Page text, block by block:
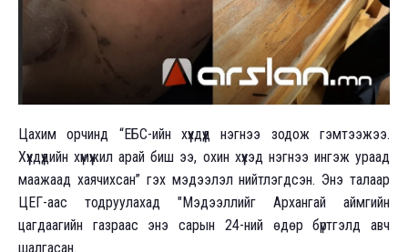
Цахим орчинд “ЕБС-ийн хүүхдүүд нэгнээ зодож гэмтээжээ.
Хүүхдүүдийн хүмүүжил арай биш ээ, охин хүүхэд нэгнээ ингэж ураад
маажаад хаячихсан” гэх мэдээлэл нийтлэгдсэн. Энэ талаар
ЦЕГ-аас тодруулахад "Мэдээллийг Архангай аймгийн
цагдаагийн газраас энэ сарын 24-ний өдөр бүртгэлд авч
шалгасан.